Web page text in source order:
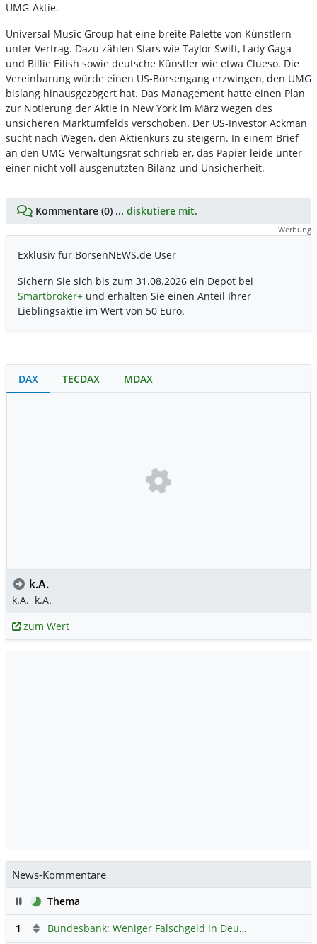
UMG-Aktie.
Universal Music Group hat eine breite Palette von Künstlern
unter Vertrag. Dazu zählen Stars wie Taylor Swift, Lady Gaga
und Billie Eilish sowie deutsche Künstler wie etwa Clueso. Die
Vereinbarung würde einen US-Börsengang erzwingen, den UMG
bislang hinausgezögert hat. Das Management hatte einen Plan
zur Notierung der Aktie in New York im März wegen des
unsicheren Marktumfelds verschoben. Der US-Investor Ackman
sucht nach Wegen, den Aktienkurs zu steigern. In einem Brief
an den UMG-Verwaltungsrat schrieb er, das Papier leide unter
einer nicht voll ausgenutzten Bilanz und Unsicherheit.
Kommentare (0) ... diskutiere mit.
Werbung
Exklusiv für BörsenNEWS.de User
Sichern Sie sich bis zum 31.08.2026 ein Depot bei
Smartbroker+ und erhalten Sie einen Anteil Ihrer
Lieblingsaktie im Wert von 50 Euro.
DAX TECDAX MDAX
k.A.
k.A. k.A.
zum Wert
News-Kommentare
PauseThema
1
Bundesbank: Weniger Falschgeld in Deutschland